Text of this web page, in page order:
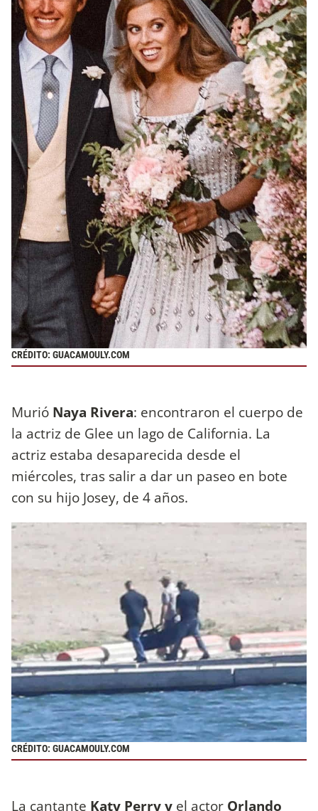
CRÉDITO: GUACAMOULY.COM
Murió Naya Rivera: encontraron el cuerpo de
la actriz de Glee un lago de California. La
actriz estaba desaparecida desde el
miércoles, tras salir a dar un paseo en bote
con su hijo Josey, de 4 años.
CRÉDITO: GUACAMOULY.COM
La cantante Katy Perry y el actor Orlando